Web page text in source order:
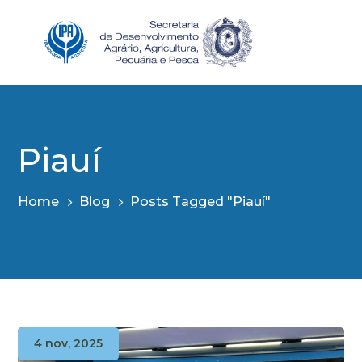
Piauí
Home Blog Posts Tagged "Piauí"
4 nov, 2025